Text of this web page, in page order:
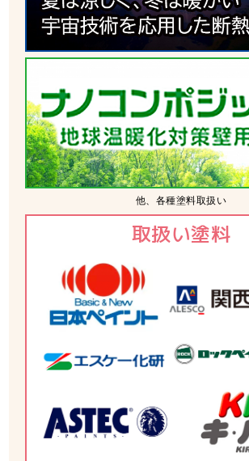
他、各種塗料取扱い
取扱い塗料